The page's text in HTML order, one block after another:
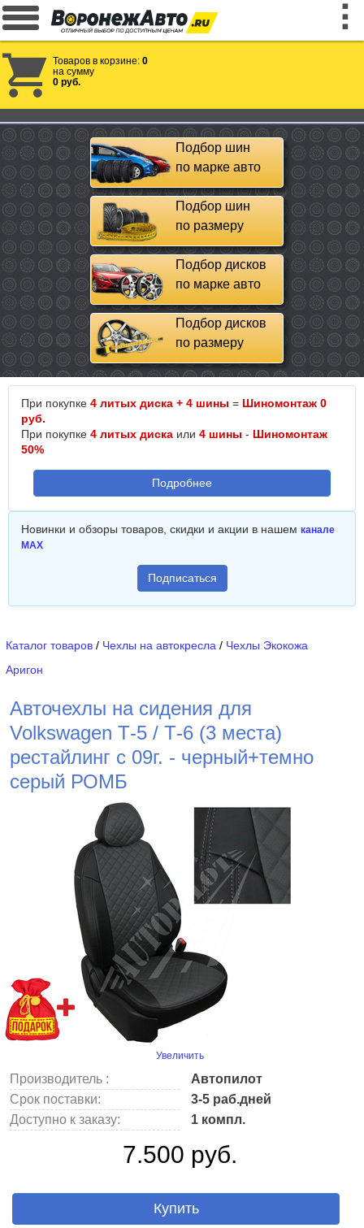
Товаров в корзине: 0
на сумму
0 руб.
Подбор шин
по марке авто
Подбор шин
по размеру
Подбор дисков
по марке авто
Подбор дисков
по размеру
При покупке 4 литых диска + 4 шины = Шиномонтаж 0
руб.
При покупке 4 литых диска или 4 шины - Шиномонтаж
50%
Подробнее
Новинки и обзоры товаров, скидки и акции в нашем канале
MAX
Подписаться
Каталог товаров / Чехлы на автокресла / Чехлы Экокожа
Аригон
Авточехлы на сидения для
Volkswagen Т-5 / Т-6 (3 места)
рестайлинг с 09г. - черный+темно
серый РОМБ
Увеличить
Производитель :
Автопилот
Срок поставки:
3-5 раб.дней
Доступно к заказу:
1 компл.
7.500 руб.
Купить